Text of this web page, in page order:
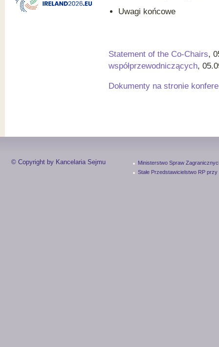
Uwagi końcowe
Statement of the Co-Chairs,
współprzewodniczących,
Dokumenty na stronie
© Copyright by Kancelaria Sejmu
Ministerstwo Spraw
Stałe Przedstawicielstwo RP przy